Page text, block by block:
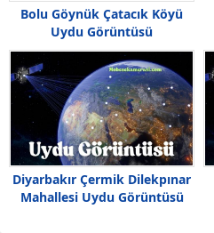
Bolu Göynük Çatacık Köyü
Uydu Görüntüsü
Diyarbakır Çermik Dilekpınar
Mahallesi Uydu Görüntüsü